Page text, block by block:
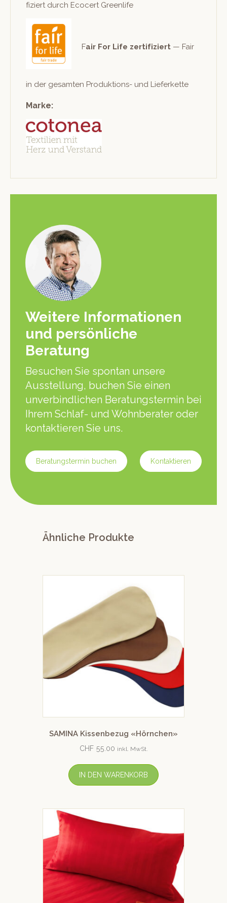
fiziert durch Eco­cert Greenlife
Fair For Life zer­ti­fiziert — Fair
in der gesamten Pro­duk­tions- und Lieferkette
Marke:
Weitere Informationen
und persönliche
Beratung
Besuchen Sie spontan unsere
Ausstellung, buchen Sie einen
unverbindlichen Beratungstermin bei
Ihrem Schlaf- und Wohnberater oder
kontaktieren Sie uns.
Beratungstermin buchen Kontaktieren
Ähnliche Produkte
SAMINA Kissenbezug «Hörnchen»
CHF 55.00 inkl. MwSt.
IN DEN WARENKORB